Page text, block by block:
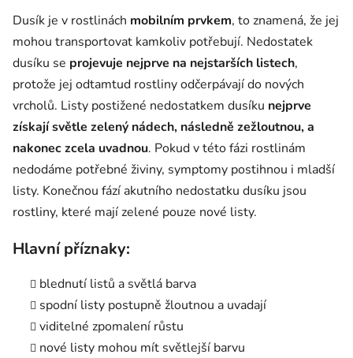
Dusík je v rostlinách mobilním prvkem, to znamená, že jej
mohou transportovat kamkoliv potřebují. Nedostatek
dusíku se projevuje nejprve na nejstarších listech,
protože jej odtamtud rostliny odčerpávají do nových
vrcholů. Listy postižené nedostatkem dusíku nejprve
získají světle zelený nádech, následně zežloutnou, a
nakonec zcela uvadnou. Pokud v této fázi rostlinám
nedodáme potřebné živiny, symptomy postihnou i mladší
listy. Konečnou fází akutního nedostatku dusíku jsou
rostliny, které mají zelené pouze nové listy.
Hlavní příznaky:
blednutí listů a světlá barva
spodní listy postupně žloutnou a uvadají
viditelné zpomalení růstu
nové listy mohou mít světlejší barvu